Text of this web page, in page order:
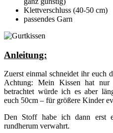
Klettverschluss (40-50 cm)
passendes Garn
Anleitung:
Zuerst einmal schneidet ihr euch
Achtung: Mein Kissen hat
betrachtet würde ich es aber
euch 50cm – für größere Kinder
Den Stoff habe ich dann erst
rundherum verwahrt.